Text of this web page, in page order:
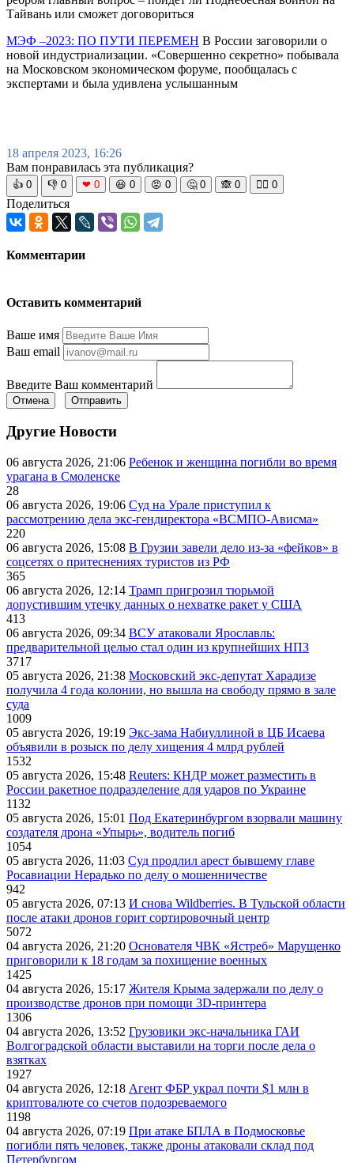
Тайвань или сможет договориться
МЭФ –2023: ПО ПУТИ ПЕРЕМЕН В России заговорили о
новой индустриализации. «Совершенно секретно» побывала
на Московском экономическом форуме, пообщалась с
экспертами и была удивлена услышанным
18 апреля 2023, 16:26
Вам понравилась эта публикация?
👍 0 👎 0 ❤ 0 😆 0 😡 0 🤔 0 🙈 0 🧘‍♀️ 0
Поделиться
Комментарии
Оставить комментарий
Ваше имя
Ваш email
Введите Ваш комментарий
Отмена Отправить
Другие Новости
06 августа 2026, 21:06 Ребенок и женщина погибли во время
урагана в Смоленске
28
06 августа 2026, 19:06 Суд на Урале приступил к
рассмотрению дела экс-гендиректора «ВСМПО-Ависма»
220
06 августа 2026, 15:08 В Грузии завели дело из-за «фейков» в
соцсетях о притеснениях туристов из РФ
365
06 августа 2026, 12:14 Трамп пригрозил тюрьмой
допустившим утечку данных о нехватке ракет у США
413
06 августа 2026, 09:34 ВСУ атаковали Ярославль:
предварительной целью стал один из крупнейших НПЗ
3717
05 августа 2026, 21:38 Московский экс-депутат Харадизе
получила 4 года колонии, но вышла на свободу прямо в зале
суда
1009
05 августа 2026, 19:19 Экс-зама Набиуллиной в ЦБ Исаева
объявили в розыск по делу хищения 4 млрд рублей
1532
05 августа 2026, 15:48 Reuters: КНДР может разместить в
России ракетное подразделение для ударов по Украине
1132
05 августа 2026, 15:01 Под Екатеринбургом взорвали машину
создателя дрона «Упырь», водитель погиб
1054
05 августа 2026, 11:03 Суд продлил арест бывшему главе
Росавиации Нерадько по делу о мошенничестве
942
05 августа 2026, 07:13 И снова Wildberries. В Тульской области
после атаки дронов горит сортировочный центр
5072
04 августа 2026, 21:20 Основателя ЧВК «Ястреб» Марущенко
приговорили к 18 годам за похищение военных
1425
04 августа 2026, 15:17 Жителя Крыма задержали по делу о
производстве дронов при помощи 3D‑принтера
1306
04 августа 2026, 13:52 Грузовики экс-начальника ГАИ
Волгоградской области выставили на торги после дела о
взятках
1927
04 августа 2026, 12:18 Агент ФБР украл почти $1 млн в
криптовалюте со счетов подозреваемого
1198
04 августа 2026, 07:19 При атаке БПЛА в Подмосковье
погибли пять человек, также дроны атаковали склад под
Петербургом